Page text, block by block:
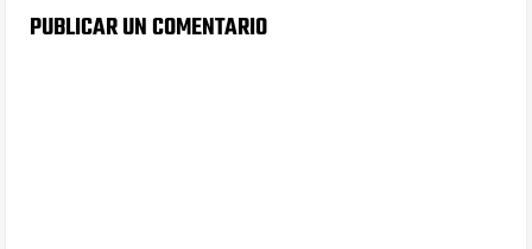
PUBLICAR UN COMENTARIO